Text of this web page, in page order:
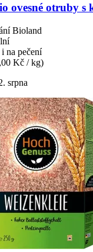
ovesné otruby s
Bioland
na pečení
Kč / kg)
srpna